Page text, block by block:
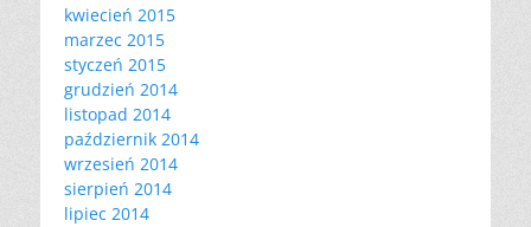
kwiecień 2015
marzec 2015
styczeń 2015
grudzień 2014
listopad 2014
październik 2014
wrzesień 2014
sierpień 2014
lipiec 2014